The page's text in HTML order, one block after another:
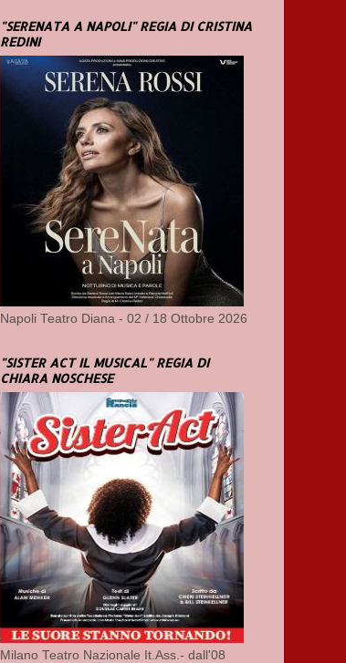
"SERENATA A NAPOLI" REGIA DI CRISTINA
REDINI
Napoli Teatro Diana - 02 / 18 Ottobre 2026
"SISTER ACT IL MUSICAL" REGIA DI
CHIARA NOSCHESE
Milano Teatro Nazionale It.Ass.- dall'08